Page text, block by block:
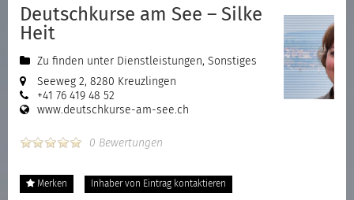
Deutschkurse am See – Silke
Heit
Zu finden unter Dienstleistungen, Sonstiges
Seeweg 2, 8280 Kreuzlingen
+41 76 419 48 52
www.deutschkurse-am-see.ch
0 Bewertungen
Merken Inhaber von Eintrag kontaktieren